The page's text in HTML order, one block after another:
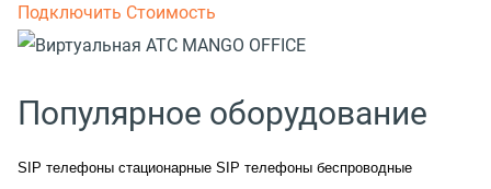
Подключить Стоимость
Популярное оборудование
SIP телефоны стационарные SIP телефоны беспроводные